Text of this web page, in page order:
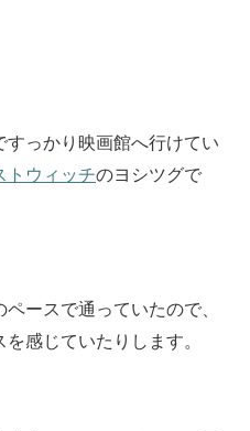
っかり映画館へ行けてい
トウィッチのヨシツグで
ースで通っていたので、
感じていたりします。